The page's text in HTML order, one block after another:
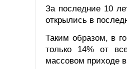
За последние 10
открылись в
Таким образом, в
только 14% от
массовом приходе